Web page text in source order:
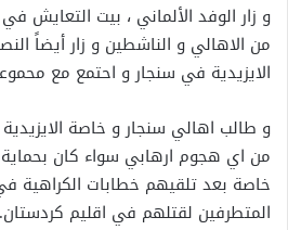
و زار الوفد الألماني ، بيت
من الاهالي و الناشطين و زار أيضاً
الايزيدية في سنجار و احتمع مع
و طالب اهالي سنجار و خاصة الايزيدية
من اي هجوم ارهابي سواء كان
خاصة بعد تلقيهم خطابات الكراهية
المتطرفين لقتلهم في اقليم كردستان.